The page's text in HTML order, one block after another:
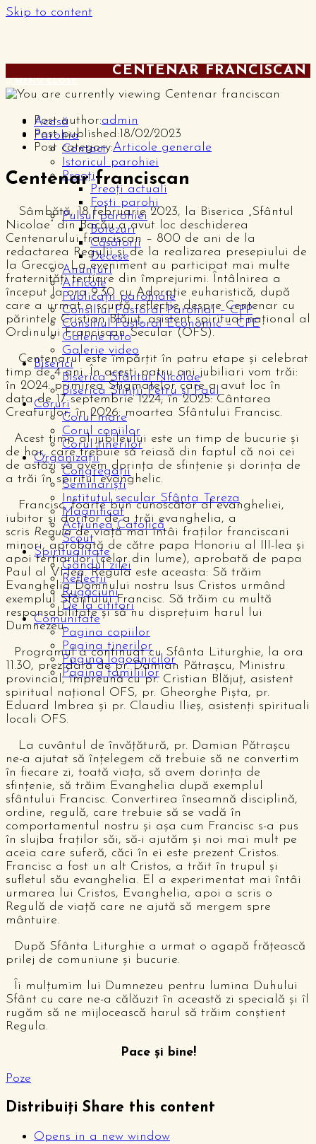
Skip to content
Acasă
Parohia
Contact
Istoricul parohiei
Preoți
Preoți actuali
Foști parohi
Pulsul parohiei
Botezuri
Căsătorii
Decese
Anunțuri
Articole
Publicații parohiale
Consiliul Pastoral Parohial – CPP
Consiliul Pastoral Economic – CPE
Galerie foto
Galerie video
Biserici
Biserica Sfântul Nicolae
Biserica Sfinții Petru și Paul
Coruri
Corul mare
Corul copiilor
Corul tinerilor
Organizații
Congregații
Seminariști
Institutul secular Sfânta Tereza
Magnificat
Acțiunea Catolică
Scout
Spiritualitate
Gândul zilei
Reflecții
Rugăciuni
De la cititori
Comunitate
Pagina copiilor
Pagina tinerilor
Pagina logodnicilor
Pagina familiilor
CENTENAR FRANCISCAN
Post author:admin
Post published:18/02/2023
Post category:Articole generale
Centenar franciscan
Sâmbătă, 18 februarie 2023, la Biserica „Sfântul
Nicolae” din Bacău a avut loc deschiderea
Centenarului franciscan – 800 de ani de la
redactarea Regulii și de la realizarea presepiului de
la Greccio. La eveniment au participat mai multe
fraternități terțiare din împrejurimi. Întâlnirea a
început la ora 9.30 cu Adorație euharistică, după
care a urmat o scurtă reflecție despre Centenar cu
părintele Cristian Blăjuț, asistent spiritual național al
Ordinului Franciscan Secular (OFS).
Centenarul este împărțit în patru etape și celebrat
timp de 4 ani. În acești patru ani jubiliari vom trăi:
în 2024: primirea Stigmatelor care a avut loc în
data de 17 septembrie 1224; în 2025: Cântarea
Creaturilor; în 2026: moartea Sfântului Francisc.
Acest timp al jubileului este un timp de bucurie și
de har, care trebuie să reiasă din faptul că noi cei
de astăzi să avem dorința de sfințenie și dorința de
a trăi în spiritul evanghelic.
Francisc, foarte bun cunoscător al evangheliei,
iubitor și doritor de a trăi evanghelia, a
scris Regulade viață mai întâi fraților franciscani
minori, aprobată de către papa Honoriu al III-lea și
apoi terțiarilor (celor din lume), aprobată de papa
Paul al VI-lea. Regula este aceasta: Să trăim
Evanghelia Domnului nostru Isus Cristos urmând
exemplul Sfântului Francisc. Să trăim cu multă
responsabilitate și să nu disprețuim harul lui
Dumnezeu.
Programul a continuat cu Sfânta Liturghie, la ora
11.30, prezidată de pr. Damian Pătrașcu, Ministru
provincial, împreună cu pr. Cristian Blăjuț, asistent
spiritual național OFS, pr. Gheorghe Pișta, pr.
Eduard Imbrea și pr. Claudiu Ilieș, asistenți spirituali
locali OFS.
La cuvântul de învățătură, pr. Damian Pătrașcu
ne-a ajutat să înțelegem că trebuie să ne convertim
în fiecare zi, toată viața, să avem dorința de
sfințenie, să trăim Evanghelia după exemplul
sfântului Francisc. Convertirea înseamnă disciplină,
ordine, regulă, care trebuie să se vadă în
comportamentul nostru și așa cum Francisc s-a pus
în slujba fraților săi, să-i ajutăm și noi mai mult pe
aceia care suferă, căci în ei este prezent Cristos.
Francisc a fost un alt Cristos, a trăit în trupul și
sufletul său evanghelia. El a experimentat mai întâi
urmarea lui Cristos, Evanghelia, apoi a scris o
Regulă de viață care ne ajută să mergem spre
mântuire.
După Sfânta Liturghie a urmat o agapă frățească
prilej de comuniune și bucurie.
Îi mulțumim lui Dumnezeu pentru lumina Duhului
Sfânt cu care ne-a călăuzit în această zi specială și îl
rugăm să ne mijlocească harul să trăim conștient
Regula.
Pace și bine!
Poze
Distribuiți Share this content
Opens in a new window